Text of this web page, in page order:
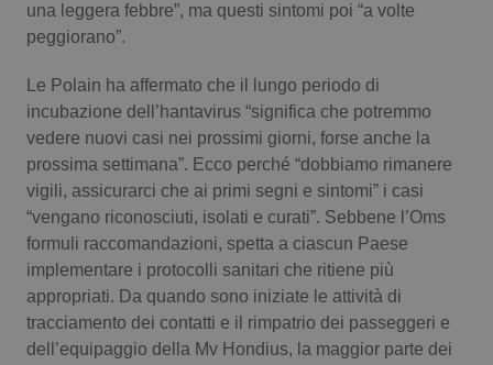
Lombardia
Marche
Molise
Piemonte
Provincia Autonoma di Bolzano
Provincia Autonoma di Trento
Dolore
Donna & Salute
Epatiti
HIV
Infezioni & Febbre
Ipertensione & Scompenso
una leggera febbre”, ma questi sintomi poi “a volte
peggiorano”.
Le Polain ha affermato che il lungo periodo di
incubazione dell’hantavirus “significa che potremmo
vedere nuovi casi nei prossimi giorni, forse anche la
prossima settimana”. Ecco perché “dobbiamo rimanere
vigili, assicurarci che ai primi segni e sintomi” i casi
“vengano riconosciuti, isolati e curati”. Sebbene l’Oms
formuli raccomandazioni, spetta a ciascun Paese
implementare i protocolli sanitari che ritiene più
appropriati. Da quando sono iniziate le attività di
tracciamento dei contatti e il rimpatrio dei passeggeri e
dell’equipaggio della Mv Hondius, la maggior parte dei